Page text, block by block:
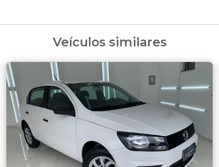
Veículos similares